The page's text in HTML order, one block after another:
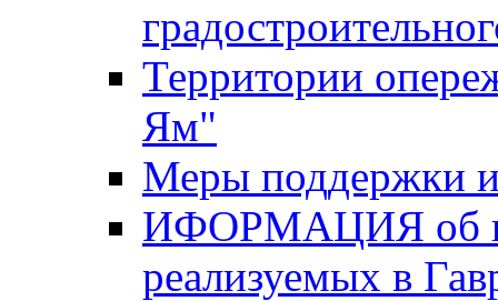
Территории
Ям"
Меры поддержки
ИФОРМАЦИЯ об
реализуемых в